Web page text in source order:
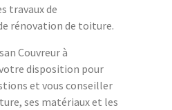
travaux de
rénovation de toiture.
Couvreur à
disposition pour
et vous conseiller
ses matériaux et les